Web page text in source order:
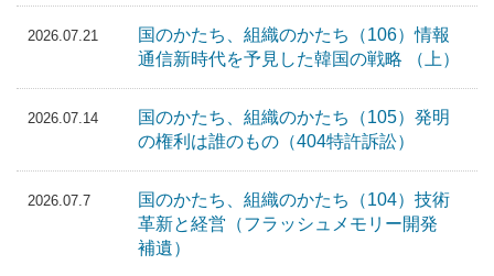
2026.07.21
国のかたち、組織のかたち（106）情報
通信新時代を予見した韓国の戦略 （上）
2026.07.14
国のかたち、組織のかたち（105）発明
の権利は誰のもの（404特許訴訟）
2026.07.7
国のかたち、組織のかたち（104）技術
革新と経営（フラッシュメモリー開発
補遺）